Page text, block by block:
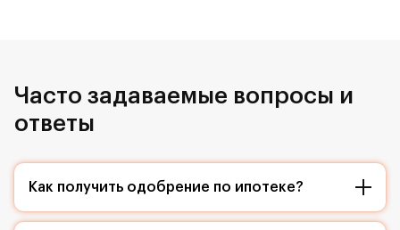
Часто задаваемые вопросы и
ответы
Как получить одобрение по ипотеке?